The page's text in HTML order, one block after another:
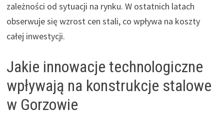
zależności od sytuacji na rynku. W ostatnich latach
obserwuje się wzrost cen stali, co wpływa na koszty
całej inwestycji.
Jakie innowacje technologiczne
wpływają na konstrukcje stalowe
w Gorzowie